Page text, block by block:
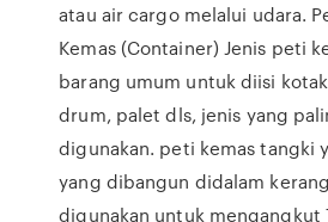
atau air cargo melalui udara.
Kemas (Container) Jenis peti
barang umum untuk diisi
drum, palet dls, jenis yang
digunakan. peti kemas tangki
yang dibangun didalam
digunakan untuk mengangkut